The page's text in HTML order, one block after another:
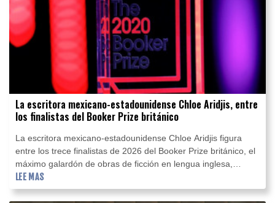
La escritora mexicano-estadounidense Chloe Aridjis, entre
los finalistas del Booker Prize británico
La escritora mexicano-estadounidense Chloe Aridjis figura
entre los trece finalistas de 2026 del Booker Prize británico, el
máximo galardón de obras de ficción en lengua inglesa,
anunciaron este martes los organizadores en un comunicado.
LEE MAS